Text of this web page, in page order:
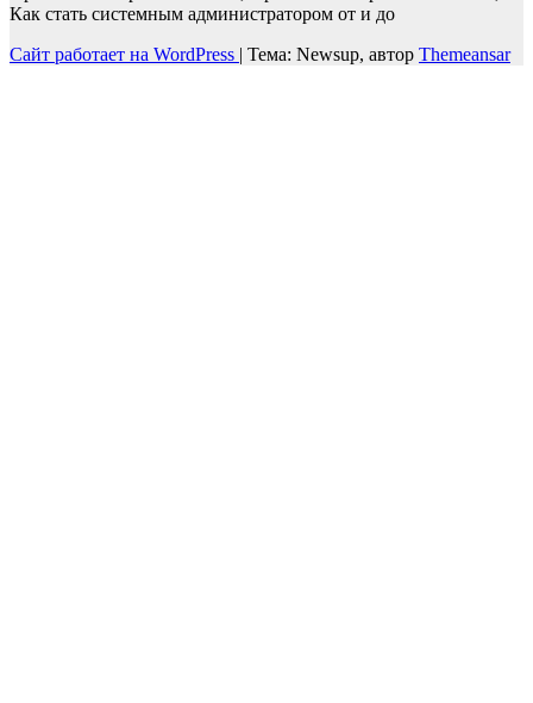
Как стать системным администратором от и до
Сайт работает на WordPress | Тема: Newsup, автор Themeansar